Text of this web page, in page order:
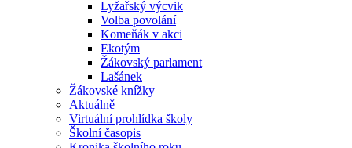
Lyžařský výcvik
Volba povolání
Komeňák v akci
Ekotým
Žákovský parlament
Lašánek
Žákovské knížky
Aktuálně
Virtuální prohlídka školy
Školní časopis